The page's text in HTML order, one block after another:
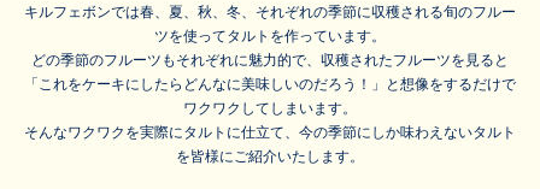
キルフェボンでは春、夏、秋、冬、それぞれの季節に収穫される旬のフルー
ツを使ってタルトを作っています。
どの季節のフルーツもそれぞれに魅力的で、収穫されたフルーツを見ると
「これをケーキにしたらどんなに美味しいのだろう！」と想像をするだけで
ワクワクしてしまいます。
そんなワクワクを実際にタルトに仕立て、今の季節にしか味わえないタルト
を皆様にご紹介いたします。